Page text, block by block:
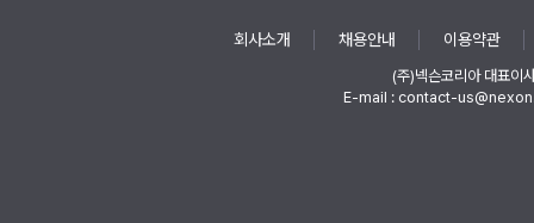
회사소개 채용안내 이용약관
(주)넥슨코리아 대표이
E-mail : contact-